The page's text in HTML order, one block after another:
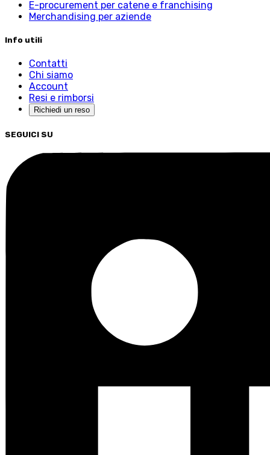
E-procurement per catene e franchising
Merchandising per aziende
Info utili
Contatti
Chi siamo
Account
Resi e rimborsi
Richiedi un reso
SEGUICI SU